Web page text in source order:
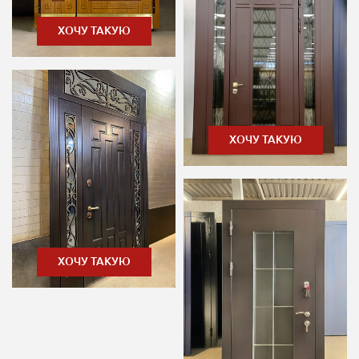
ХОЧУ ТАКУЮ
ХОЧУ ТАКУЮ
ХОЧУ ТАКУЮ